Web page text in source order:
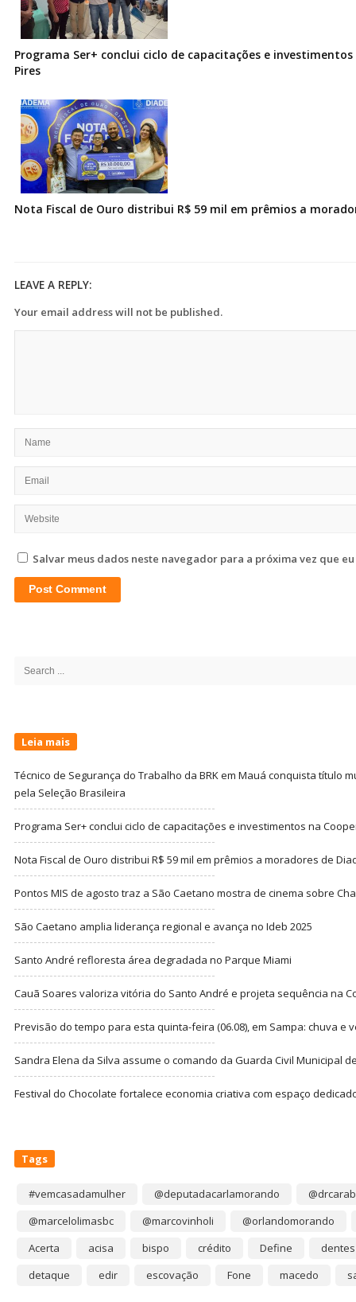
Programa Ser+ conclui ciclo de capacitações e
Pires
Nota Fiscal de Ouro distribui R$ 59 mil em prêmios a
LEAVE A REPLY:
Your email address will not be published.
Salvar meus dados neste navegador para a próxima vez que
Leia mais
Técnico de Segurança do Trabalho da BRK em Mauá conquista título
pela Seleção Brasileira
Programa Ser+ conclui ciclo de capacitações e investimentos na
Nota Fiscal de Ouro distribui R$ 59 mil em prêmios a moradores de
Pontos MIS de agosto traz a São Caetano mostra de cinema sobre
São Caetano amplia liderança regional e avança no Ideb 2025
Santo André refloresta área degradada no Parque Miami
Cauã Soares valoriza vitória do Santo André e projeta sequência na
Previsão do tempo para esta quinta-feira (06.08), em Sampa: chuva e
Sandra Elena da Silva assume o comando da Guarda Civil Municipal
Festival do Chocolate fortalece economia criativa com espaço
Tags
#vemcasadamulher @deputadacarlamorando
@marcelolimasbc
@marcovinholi
@orlandomorando
Acerta
acisa bispo crédito Define
dentes
detaque
edir escovação Fone macedo